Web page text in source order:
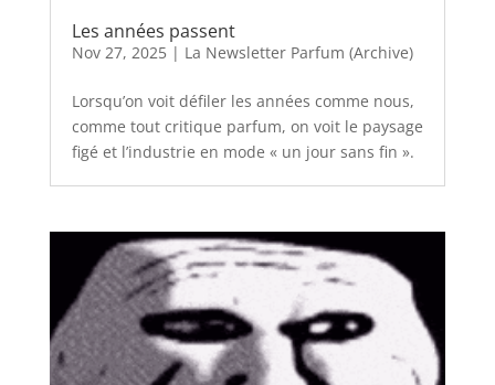
Les années passent
Nov 27, 2025| La Newsletter Parfum (Archive)
Lorsqu’on voit défiler les années comme nous,
comme tout critique parfum, on voit le paysage
figé et l’industrie en mode « un jour sans fin ».